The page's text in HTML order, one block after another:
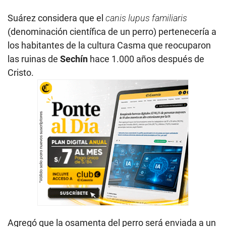
Suárez considera que el canis lupus familiaris
(denominación científica de un perro) pertenecería a
los habitantes de la cultura Casma que reocuparon
las ruinas de Sechín hace 1.000 años después de
Cristo.
Agregó que la osamenta del perro será enviada a un